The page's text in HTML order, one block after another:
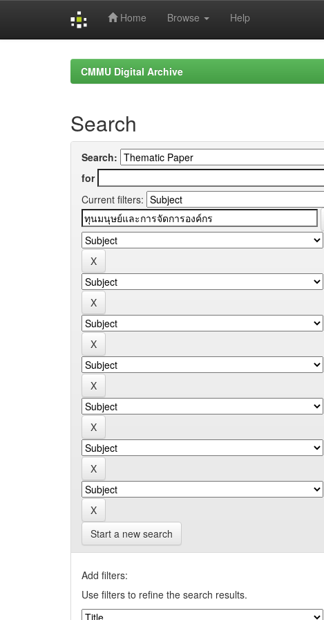
Home Browse Help
CMMU Digital Archive
Search
Search:
for
Current filters:
Start a new search
Add filters:
Use filters to refine the search results.